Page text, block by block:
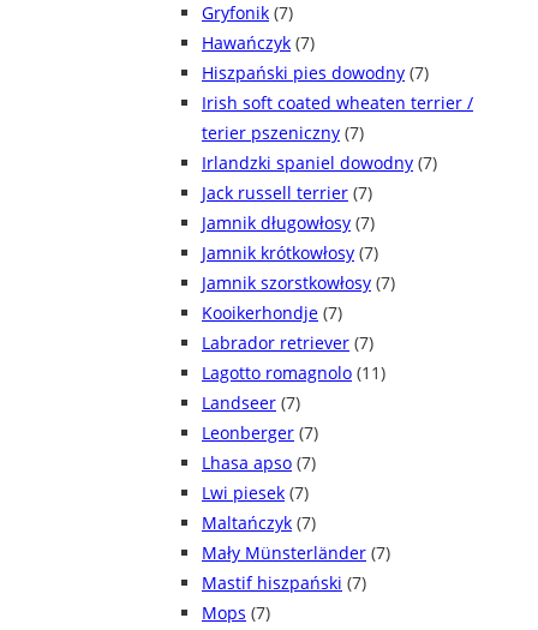
Gryfonik (7)
Hawańczyk (7)
Hiszpański pies dowodny (7)
Irish soft coated wheaten terrier /
terier pszeniczny (7)
Irlandzki spaniel dowodny (7)
Jack russell terrier (7)
Jamnik długowłosy (7)
Jamnik krótkowłosy (7)
Jamnik szorstkowłosy (7)
Kooikerhondje (7)
Labrador retriever (7)
Lagotto romagnolo (11)
Landseer (7)
Leonberger (7)
Lhasa apso (7)
Lwi piesek (7)
Maltańczyk (7)
Mały Münsterländer (7)
Mastif hiszpański (7)
Mops (7)